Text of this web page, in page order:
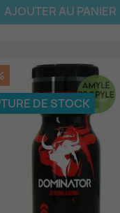
AJOUTER AU PANIER
DE STOCK